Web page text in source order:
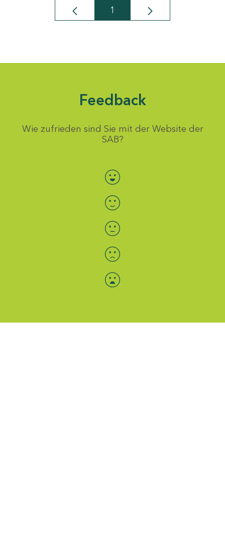
Seite
1
Feedback
Wie zufrieden sind Sie mit der Website der
SAB?
Bewertung auswählen